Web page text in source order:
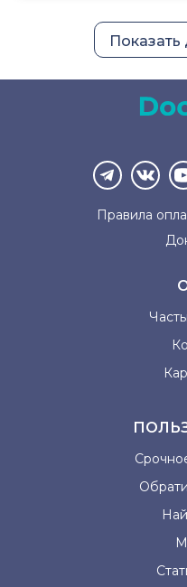
Показать
Правила